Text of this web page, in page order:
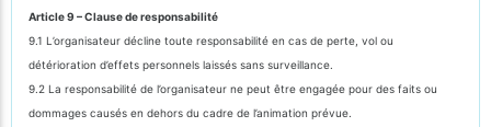
Article 9 – Clause de responsabilité
9.1 L’organisateur décline toute responsabilité en cas de perte, vol ou
détérioration d’effets personnels laissés sans surveillance.
9.2 La responsabilité de l’organisateur ne peut être engagée pour des faits ou
dommages causés en dehors du cadre de l’animation prévue.